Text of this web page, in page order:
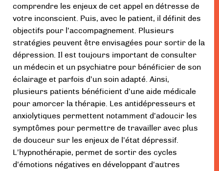
comprendre les enjeux de cet appel en détresse de
votre inconscient. Puis, avec le patient, il définit des
objectifs pour l’accompagnement. Plusieurs
stratégies peuvent être envisagées pour sortir de la
dépression. Il est toujours important de consulter
un médecin et un psychiatre pour bénéficier de son
éclairage et parfois d’un soin adapté. Ainsi,
plusieurs patients bénéficient d’une aide médicale
pour amorcer la thérapie. Les antidépresseurs et
anxiolytiques permettent notamment d’adoucir les
symptômes pour permettre de travailler avec plus
de douceur sur les enjeux de l’état dépressif.
L’hypnothérapie, permet de sortir des cycles
d’émotions négatives en développant d’autres